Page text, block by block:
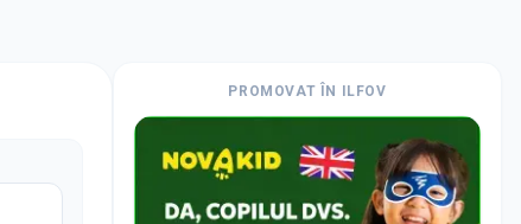
PROMOVAT ÎN ILFOV